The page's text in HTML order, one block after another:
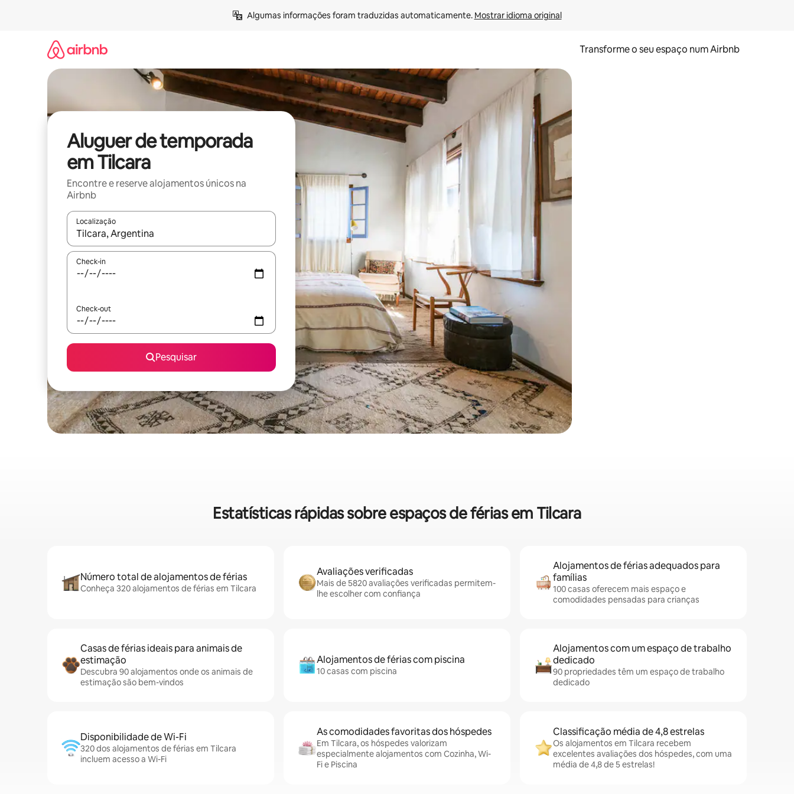
Algumas informações foram traduzidas automaticamente. Mostrar idioma original
Transforme o seu espaço num Airbnb
Aluguer de temporada
em Tilcara
Encontre e reserve alojamentos únicos na
Airbnb
Localização
Quando os resultados estiverem disponíveis, navegue com as teclas de seta para cima e para baixo ou explore com gestos de toque ou deslize.
Check-in
Check-out
Pesquisar
Estatísticas rápidas sobre espaços de férias em Tilcara
Número total de alojamentos de férias
Conheça 320 alojamentos de férias em Tilcara
Avaliações verificadas
Mais de 5820 avaliações verificadas permitem-
lhe escolher com confiança
Alojamentos de férias adequados para
famílias
100 casas oferecem mais espaço e
comodidades pensadas para crianças
Casas de férias ideais para animais de
estimação
Descubra 90 alojamentos onde os animais de
estimação são bem-vindos
Alojamentos de férias com piscina
10 casas com piscina
Alojamentos com um espaço de trabalho
dedicado
90 propriedades têm um espaço de trabalho
dedicado
Disponibilidade de Wi-Fi
320 dos alojamentos de férias em Tilcara
incluem acesso a Wi-Fi
As comodidades favoritas dos hóspedes
Em Tilcara, os hóspedes valorizam
especialmente alojamentos com Cozinha, Wi-
Fi e Piscina
Classificação média de 4,8 estrelas
Os alojamentos em Tilcara recebem
excelentes avaliações dos hóspedes, com uma
média de 4,8 de 5 estrelas!